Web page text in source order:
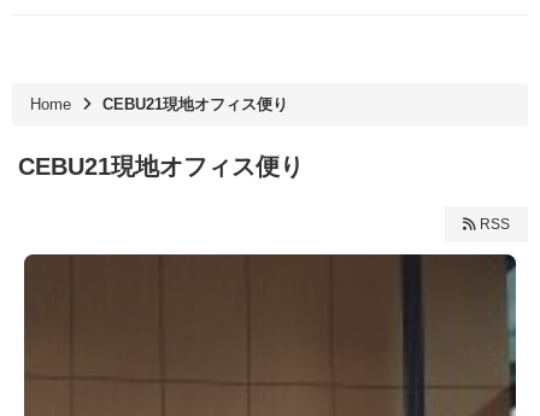
Home CEBU21現地オフィス便り
CEBU21現地オフィス便り
RSS